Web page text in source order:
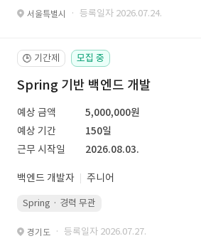
서울특별시 · 등록일자 2026.07.24.
🕒 기간제 모집 중
Spring 기반 백엔드 개발
예상 금액
5,000,000원
예상 기간
150일
근무 시작일
2026.08.03.
백엔드 개발자 주니어
Spring · 경력 무관
경기도 · 등록일자 2026.07.27.